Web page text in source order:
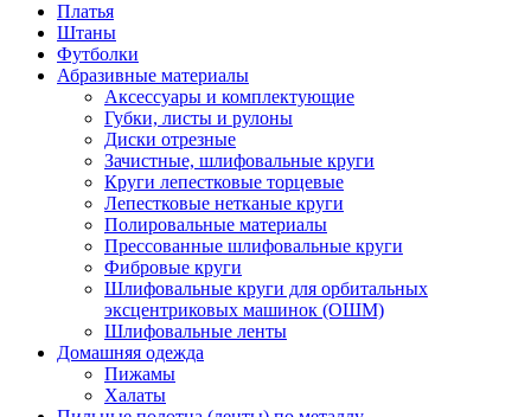
Платья
Штаны
Футболки
Абразивные материалы
Аксессуары и комплектующие
Губки, листы и рулоны
Диски отрезные
Зачистные, шлифовальные круги
Круги лепестковые торцевые
Лепестковые нетканые круги
Полировальные материалы
Прессованные шлифовальные круги
Фибровые круги
Шлифовальные круги для орбитальных
эксцентриковых машинок (ОШМ)
Шлифовальные ленты
Домашняя одежда
Пижамы
Халаты